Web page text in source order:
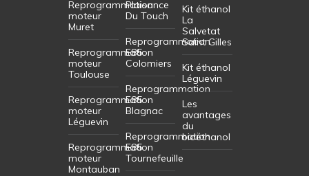
Reprogrammation
moteur
Muret
Reprogrammation
moteur
Toulouse
Reprogrammation
moteur
Léguevin
Reprogrammation
moteur
Montauban
Plaisance
Du Touch
Reprogrammation
E85
Colomiers
Reprogrammation
E85
Blagnac
Reprogrammation
E85
Tournefeuille
Kit éthanol
La
Salvetat
Saint Gilles
Kit éthanol
Léguevin
Les
avantages
du
bioéthanol